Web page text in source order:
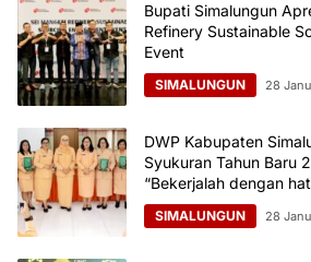
Bupati Simalungun
Refinery Sustainable
Event
SIMALUNGUN 28
DWP Kabupaten
Syukuran Tahun Baru
“Bekerjalah dengan
SIMALUNGUN 28